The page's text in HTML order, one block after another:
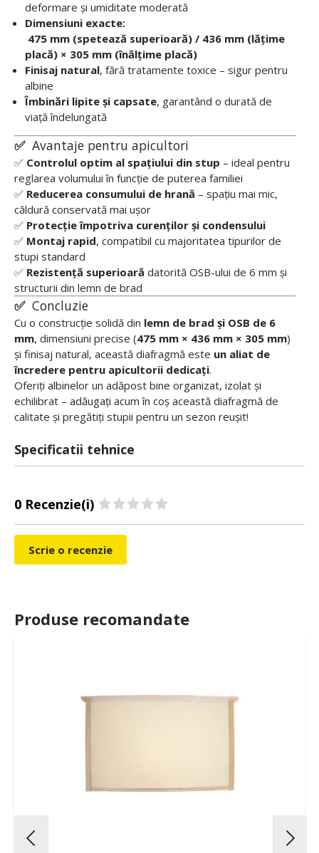
deformare și umiditate moderată
Dimensiuni exacte:
475 mm (spetează superioară) / 436 mm (lățime
placă) × 305 mm (înălțime placă)
Finisaj natural, fără tratamente toxice – sigur pentru
albine
Îmbinări lipite și capsate, garantând o durată de
viață îndelungată
✅Avantaje pentru apicultori
✅ Controlul optim al spațiului din stup – ideal pentru
reglarea volumului în funcție de puterea familiei
✅ Reducerea consumului de hrană – spațiu mai mic,
căldură conservată mai ușor
✅ Protecție împotriva curenților și condensului
✅ Montaj rapid, compatibil cu majoritatea tipurilor de
stupi standard
✅ Rezistență superioară datorită OSB-ului de 6 mm și
structurii din lemn de brad
✅Concluzie
Cu o construcție solidă din lemn de brad și OSB de 6
mm, dimensiuni precise (475 mm × 436 mm × 305 mm)
și finisaj natural, această diafragmă este un aliat de
încredere pentru apicultorii dedicați.
Oferiți albinelor un adăpost bine organizat, izolat și
echilibrat – adăugați acum în coș această diafragmă de
calitate și pregătiți stupii pentru un sezon reușit!
Specificatii tehnice
0 Recenzie(i)
Scrie o recenzie
Produse recomandate